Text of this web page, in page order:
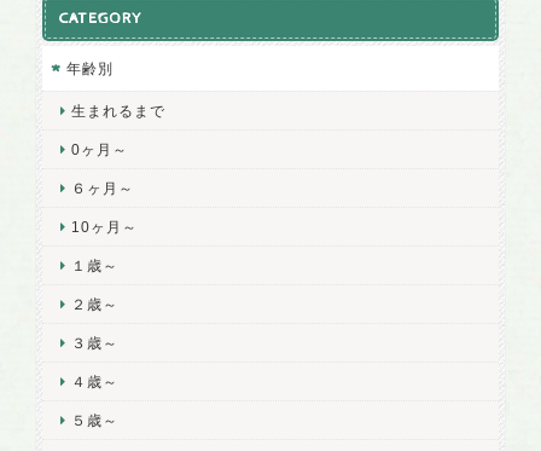
CATEGORY
年齢別
生まれるまで
0ヶ月～
６ヶ月～
10ヶ月～
１歳～
２歳～
３歳～
４歳～
５歳～